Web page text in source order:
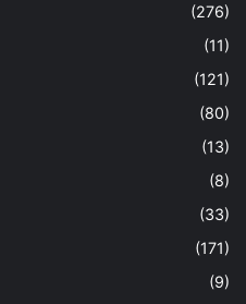
(276)
(11)
(121)
(80)
(13)
(8)
(33)
(171)
(9)